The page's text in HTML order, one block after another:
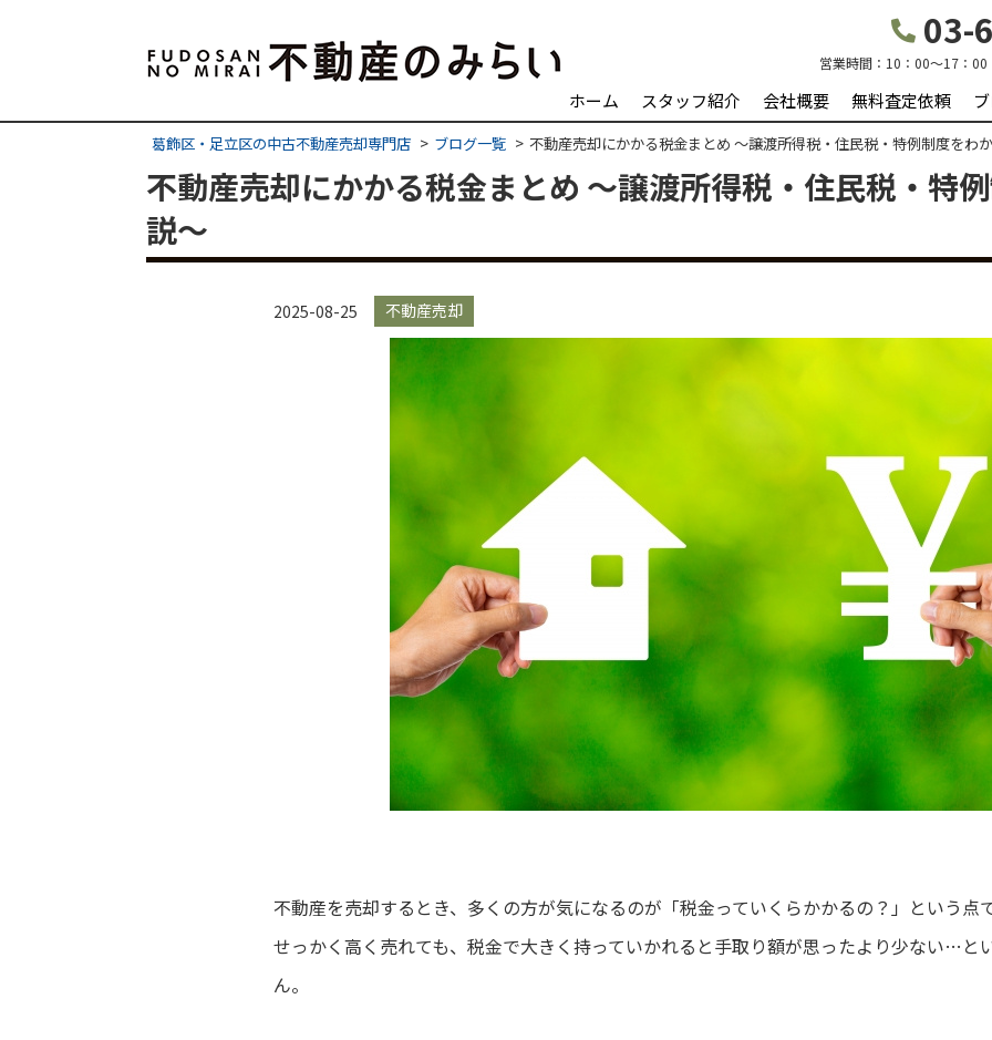
03-
営業時間： 10：00～17：00
ホーム スタッフ紹介 会社概要 無料査定依頼
葛飾区・足立区の中古不動産売却専門店 ブログ一覧 不動産売却にかかる税金まとめ 〜譲渡所得税・住民税・特例制度をわ
不動産売却にかかる税金まとめ 〜譲渡所得税・住民税・特
説〜
2025-08-25 不動産売却
不動産を売却するとき、多くの方が気になるのが「税金っていくらかかるの？」という点で
せっかく高く売れても、税金で大きく持っていかれると手取り額が思ったより少ない…と
ん。